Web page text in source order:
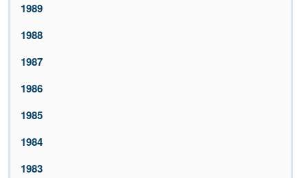
1989
1988
1987
1986
1985
1984
1983